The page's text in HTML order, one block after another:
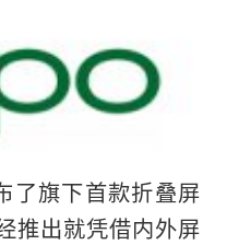
了旗下首款折叠屏
推出就凭借内外屏